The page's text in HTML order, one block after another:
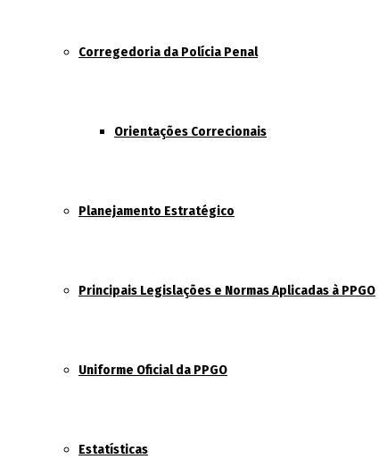
Corregedoria da Polícia Penal
Orientações Correcionais
Planejamento Estratégico
Principais Legislações e Normas Aplicadas à PPGO
Uniforme Oficial da PPGO
Estatísticas